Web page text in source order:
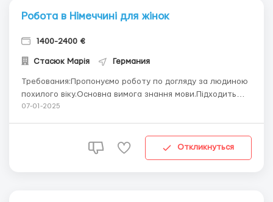
Робота в Німеччині для жінок
1400-2400 €
Стасюк Марія Германия
Требования:Пропонуємо роботу по догляду за людиною
похилого віку.Основна вимога знання мови.Підходить
початковий рівень. Где работать? Проживання та
це догляд та виконан...
07-01-2025
Откликнуться